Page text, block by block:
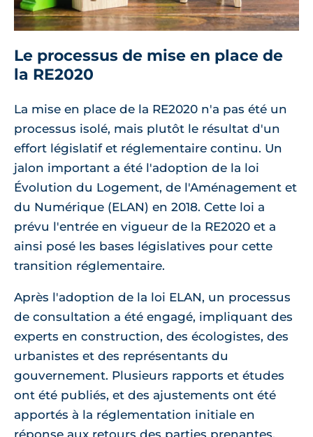
Le processus de mise en place de
la RE2020
La mise en place de la RE2020 n'a pas été un
processus isolé, mais plutôt le résultat d'un
effort législatif et réglementaire continu. Un
jalon important a été l'adoption de la loi
Évolution du Logement, de l'Aménagement et
du Numérique (ELAN) en 2018. Cette loi a
prévu l'entrée en vigueur de la RE2020 et a
ainsi posé les bases législatives pour cette
transition réglementaire.
Après l'adoption de la loi ELAN, un processus
de consultation a été engagé, impliquant des
experts en construction, des écologistes, des
urbanistes et des représentants du
gouvernement. Plusieurs rapports et études
ont été publiés, et des ajustements ont été
apportés à la réglementation initiale en